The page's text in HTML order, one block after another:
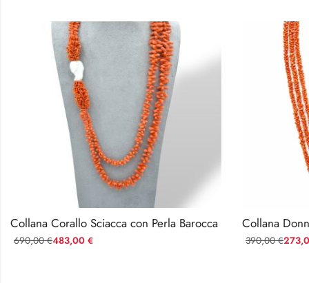
Collana Corallo Sciacca con Perla Barocca
483,00 €
690,00€ 390,00€